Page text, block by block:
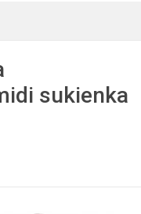
sukienka